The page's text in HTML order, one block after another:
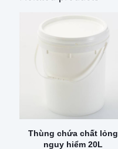
Thùng chứa chất lỏng
nguy hiểm 20L